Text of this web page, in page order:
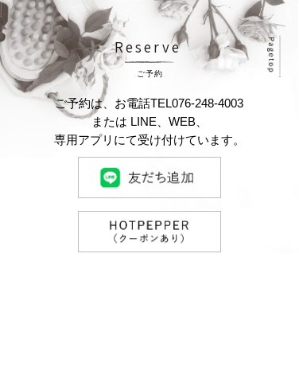
Reserve
ご予約
ご予約は、お電話TEL076-248-4003
または LINE、WEB、
専⽤アプリにて受け付けています。